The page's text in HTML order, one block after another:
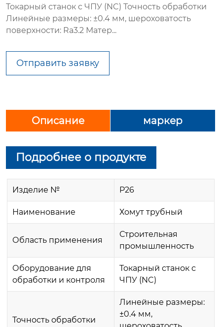
Токарный станок с ЧПУ (NC) Точность обработки
Линейные размеры: ±0.4 мм, шероховатость
поверхности: Ra3.2 Матер...
Отправить заявку
Описание маркер
Подробнее о продукте
Изделие № P26
Наименование Хомут трубный
Область применения
Строительная
промышленность
Оборудование для
обработки и контроля
Токарный станок с
ЧПУ (NC)
Точность обработки
Линейные размеры:
±0.4 мм,